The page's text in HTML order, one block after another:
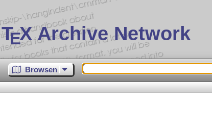
EX Archive Network
Browsen